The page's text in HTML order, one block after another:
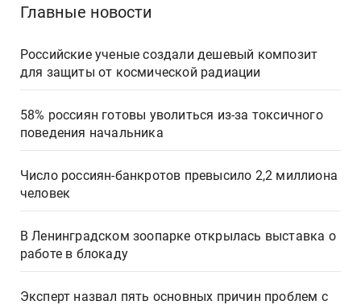
Главные новости
Российские ученые создали дешевый композит
для защиты от космической радиации
58% россиян готовы уволиться из-за токсичного
поведения начальника
Число россиян-банкротов превысило 2,2 миллиона
человек
В Ленинградском зоопарке открылась выставка о
работе в блокаду
Эксперт назвал пять основных причин проблем с